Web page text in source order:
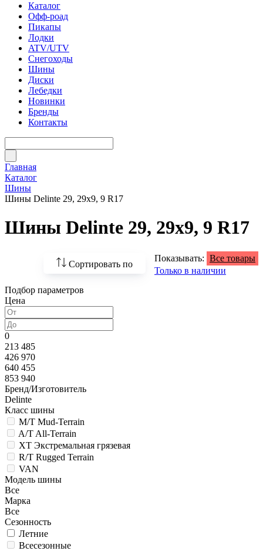
Каталог
Офф-роад
Пикапы
Лодки
ATV/UTV
Снегоходы
Шины
Диски
Лебедки
Новинки
Бренды
Контакты
Главная
Каталог
Шины
Шины Delinte 29, 29х9, 9 R17
Шины Delinte 29, 29х9, 9 R17
Сортировать по
По возрастанию
По популярности
Показывать: Все товары
Только в наличии
Подбор параметров
Цена
0
213 485
426 970
640 455
853 940
Бренд/Изготовитель
Delinte
Класс шины
M/T Mud-Terrain
A/T All-Terrain
XT Экстремальная грязевая
R/T Rugged Terrain
VAN
Модель шины
Все
Марка
Все
Сезонность
Летние
Всесезонные